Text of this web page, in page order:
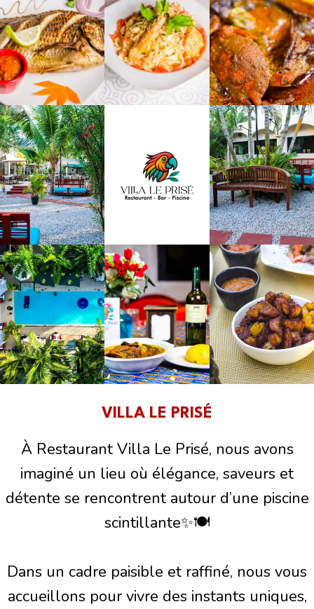
VILLA LE PRISÉ
À Restaurant Villa Le Prisé, nous avons
imaginé un lieu où élégance, saveurs et
détente se rencontrent autour d’une piscine
scintillante✨🍽️
Dans un cadre paisible et raffiné, nous vous
accueillons pour vivre des instants uniques,